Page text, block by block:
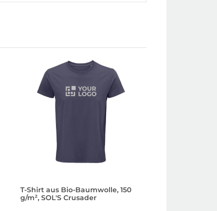
T-Shirt aus Bio-Baumwolle, 150
g/m², SOL'S Crusader